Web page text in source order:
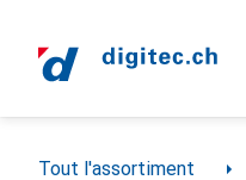
Navigation par catégorie
Tout l'assortiment
portables + tablettes